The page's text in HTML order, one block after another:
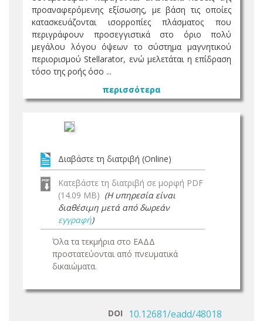
προαναφερόμενης εξίσωσης, με βάση τις οποίες
κατασκευάζονται ισορροπίες πλάσματος που
περιγράφουν προσεγγιστικά στο όριο πολύ
μεγάλου λόγου όψεων το σύστημα μαγνητικού
περιορισμού Stellarator, ενώ μελετάται η επίδραση
τόσο της ροής όσο ...
περισσότερα
Διαβάστε τη διατριβή (Online)
Κατεβάστε τη διατριβή σε μορφή PDF
(14.09 MB) (Η υπηρεσία είναι
διαθέσιμη μετά από δωρεάν
εγγραφή)
Όλα τα τεκμήρια στο ΕΑΔΔ
προστατεύονται από πνευματικά
δικαιώματα.
DOI 10.12681/eadd/48018